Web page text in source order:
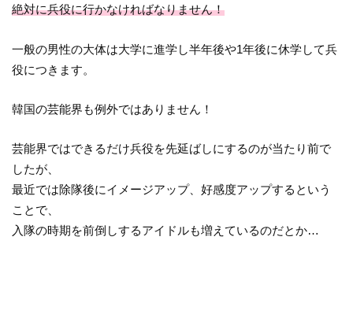
絶対に兵役に行かなければなりません！
一般の男性の大体は大学に進学し半年後や1年後に休学して兵
役につきます。
韓国の芸能界も例外ではありません！
芸能界ではできるだけ兵役を先延ばしにするのが当たり前で
したが、
最近では除隊後にイメージアップ、好感度アップするという
ことで、
入隊の時期を前倒しするアイドルも増えているのだとか…